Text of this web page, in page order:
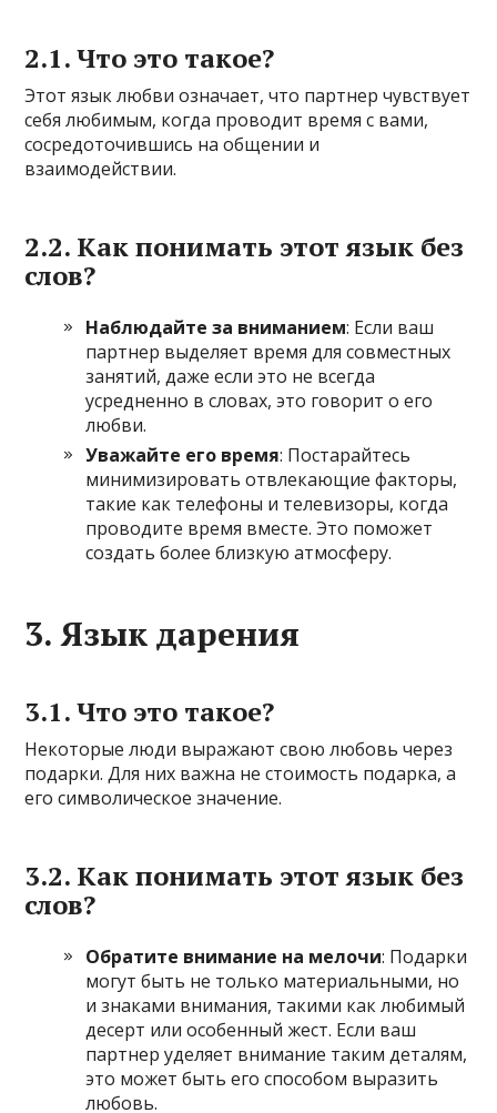
2.1. Что это такое?
Этот язык любви означает, что партнер чувствует
себя любимым, когда проводит время с вами,
сосредоточившись на общении и
взаимодействии.
2.2. Как понимать этот язык без
слов?
Наблюдайте за вниманием: Если ваш
партнер выделяет время для совместных
занятий, даже если это не всегда
усредненно в словах, это говорит о его
любви.
Уважайте его время: Постарайтесь
минимизировать отвлекающие факторы,
такие как телефоны и телевизоры, когда
проводите время вместе. Это поможет
создать более близкую атмосферу.
3. Язык дарения
3.1. Что это такое?
Некоторые люди выражают свою любовь через
подарки. Для них важна не стоимость подарка, а
его символическое значение.
3.2. Как понимать этот язык без
слов?
Обратите внимание на мелочи: Подарки
могут быть не только материальными, но
и знаками внимания, такими как любимый
десерт или особенный жест. Если ваш
партнер уделяет внимание таким деталям,
это может быть его способом выразить
любовь.